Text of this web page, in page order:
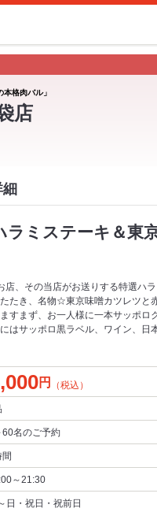
格肉バル」
店
ラミステーキ＆東
店、その当店がお送りする特選ハ
たき、名物☆東京味噌カツレツと
すまず、お一人様に一本サッポロ
はサッポロ黒ラベル、ワイン、日
円 （税込）
名のご予約
～21:30
日・祝日・祝前日